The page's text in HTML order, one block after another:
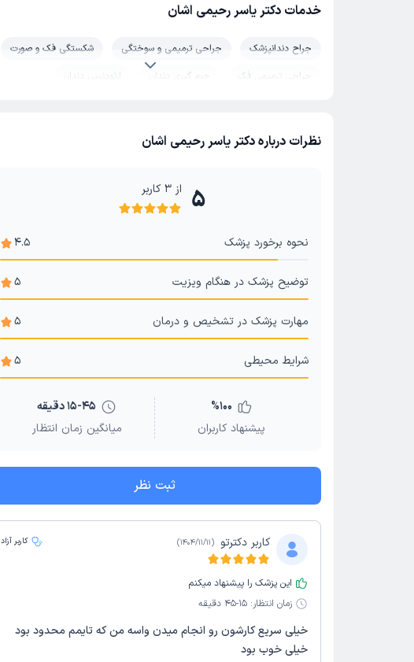
خدمات دکتر یاسر رحیمی اشان
جراح دندانپزشک جراحی ترمیمی و سوختگی
شکستگی فک و صورت
جراحی ترمیمی فک
جرم گیری دندان
ارتودنسی دندان
نظرات درباره دکتر یاسر رحیمی اشان
5 از 3کاربر
نحوه برخورد پزشک 4.5
توضیح پزشک در هنگام ویزیت 5
مهارت پزشک در تشخیص و درمان 5
شرایط محیطی 5
%100
پیشنهاد کاربران
15-45 دقیقه
میانگین زمان انتظار
ثبت نظر
کاربر دکترتو (
1404/11/11
) کاربر آزاد
این پزشک را پیشنهاد میکنم
زمان انتظار: 15-45 دقیقه
خیلی سریع کارشون رو انجام میدن واسه من که تایمم محدود بود
خیلی خوب بود